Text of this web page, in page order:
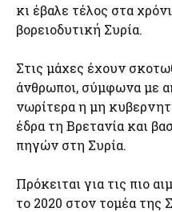
κι έβαλε τέλος στα
βορειοδυτική Συρία.
Στις μάχες έχουν
άνθρωποι, σύμφωνα με
νωρίτερα η μη
έδρα τη Βρετανία και
πηγών στη Συρία.
Πρόκειται για τις πιο
το 2020 στον τομέα της